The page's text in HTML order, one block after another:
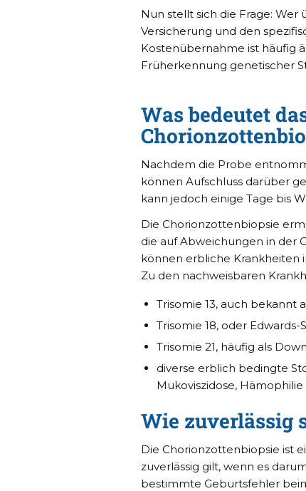
Nun stellt sich die Frage:
Versicherung und den
Kostenübernahme ist häufig
Früherkennung genetischer
Was bedeutet
Nachdem die Probe
können Aufschluss darüber
kann jedoch einige Tage bis
Die Chorionzottenbiopsie
die auf Abweichungen in der
können erbliche Krankheiten
Zu den nachweisbaren
Trisomie 13, auch bekannt
Trisomie 18, oder Edwards-
Trisomie 21, häufig als
diverse erblich bedingte
Mukoviszidose,
Wie zuverlässig
Die Chorionzottenbiopsie ist
zuverlässig gilt, wenn es
bestimmte Geburtsfehler